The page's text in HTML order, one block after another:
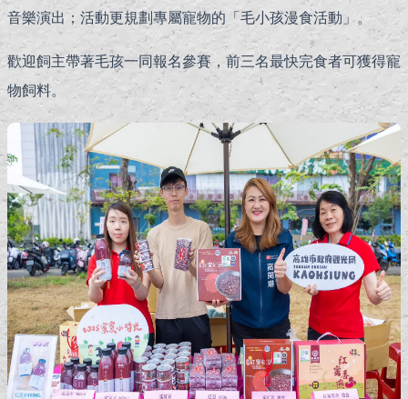
音樂演出；活動更規劃專屬寵物的「毛小孩漫食活動」。
歡迎飼主帶著毛孩一同報名參賽，前三名最快完食者可獲得寵
物飼料。